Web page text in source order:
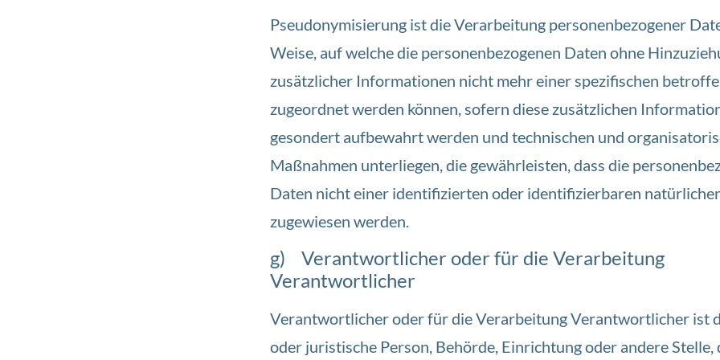
Pseudonymisierung ist die Verarbeitung personenbezogener
Weise, auf welche die personenbezogenen Daten ohne
zusätzlicher Informationen nicht mehr einer spezifischen
zugeordnet werden können, sofern diese zusätzlichen
gesondert aufbewahrt werden und technischen und
Maßnahmen unterliegen, die gewährleisten, dass die
Daten nicht einer identifizierten oder identifizierbaren
zugewiesen werden.
g) Verantwortlicher oder für die Verarbeitung
Verantwortlicher
Verantwortlicher oder für die Verarbeitung Verantwortlicher ist
oder juristische Person, Behörde, Einrichtung oder andere Stelle,